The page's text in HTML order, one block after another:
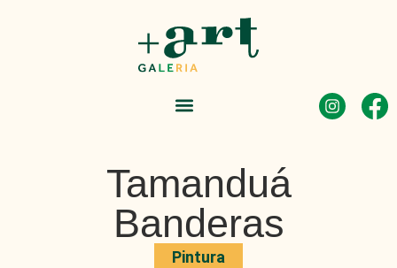
Tamanduá
Banderas
Pintura